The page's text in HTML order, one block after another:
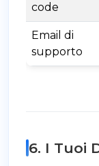
code
Email di
supporto
6. I Tuoi